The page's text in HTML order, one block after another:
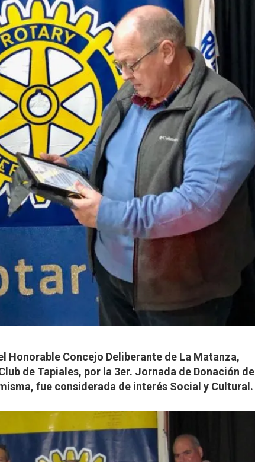
Honorable Concejo Deliberante de La Matanza,
de Tapiales, por la 3er. Jornada de Donación de
fue considerada de interés Social y Cultural.